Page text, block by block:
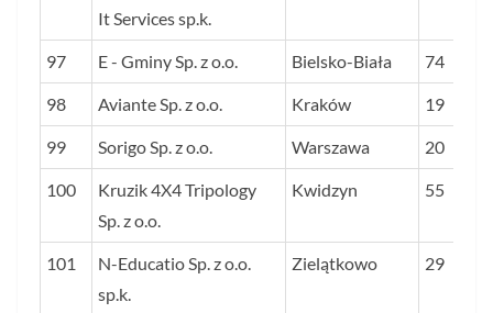
It Services sp.k.
97 E - Gminy Sp. z o.o. Bielsko-Biała 74
98 Aviante Sp. z o.o. Kraków 19
99 Sorigo Sp. z o.o. Warszawa 20
100
Kruzik 4X4 Tripology
Sp. z o.o.
Kwidzyn 55
101
N-Educatio Sp. z o.o.
sp.k.
Zielątkowo 29